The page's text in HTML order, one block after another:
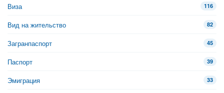
Виза 116
Вид на жительство 82
Загранпаспорт 45
Паспорт 39
Эмиграция 33